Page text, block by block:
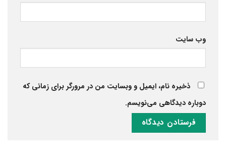
وب‌ سایت
ذخیره نام، ایمیل و وبسایت من در مرورگر برای زمانی که
دوباره دیدگاهی می‌نویسم.